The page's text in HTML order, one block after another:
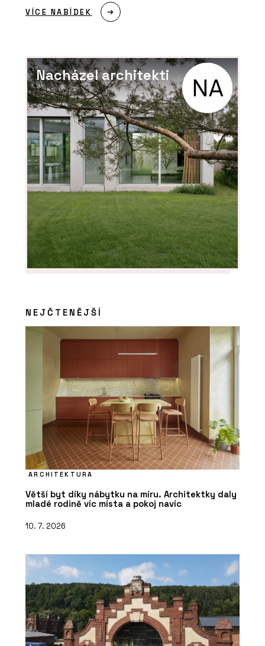
PRODUKTY
Systém pro instalaci teplé a studené
pitné vody RAUTITAN - REHAU
PRODUKTY
Regulace teploty NEA SMART 2.0 -
VÍCE NABÍDEK
Nacházel architekti
NEJČTENĚJŠÍ
ARCHITEKTURA
Větší byt díky nábytku na míru. Architektky daly
mladé rodině víc místa a pokoj navíc
10. 7. 2026